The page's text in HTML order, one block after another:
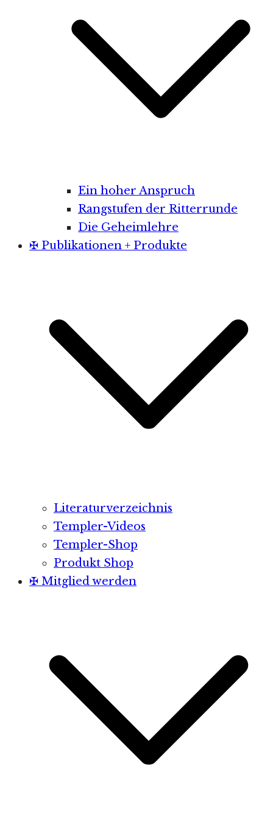
Ein hoher Anspruch
Rangstufen der Ritterrunde
Die Geheimlehre
✠ Publikationen + Produkte
Literaturverzeichnis
Templer-Videos
Templer-Shop
Produkt Shop
✠ Mitglied werden